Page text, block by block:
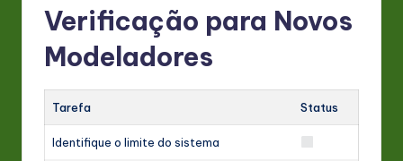
Verificação para Novos
Modeladores
Tarefa Status
Identifique o limite do sistema